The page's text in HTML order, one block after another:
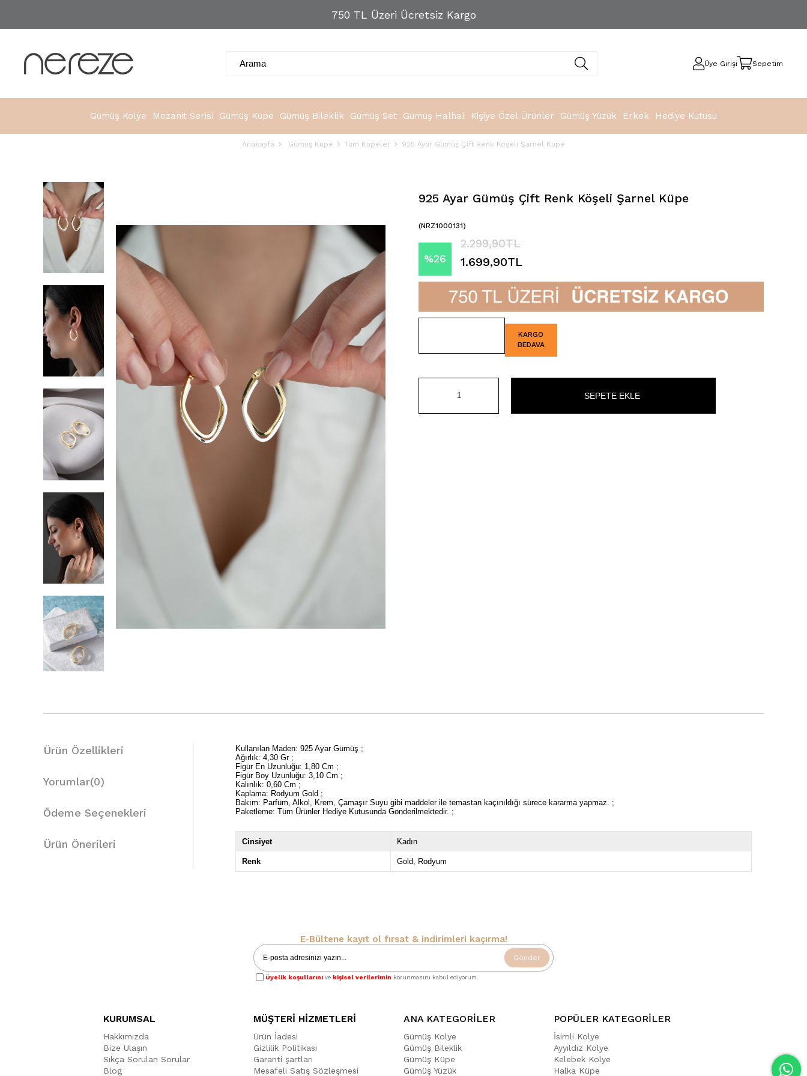
750 TL Üzeri Ücretsiz Kargo
Üye Girişi Sepetim
Gümüş Kolye Mozanit Serisi Gümüş Küpe Gümüş Bileklik Gümüş Set Gümüş Halhal Kişiye Özel Ürünler Gümüş Yüzük Erkek Hediye Kutusu
Anasayfa Gümüş Küpe Tüm Küpeler 925 Ayar Gümüş Çift Renk Köşeli Şarnel Küpe
925 Ayar Gümüş Çift Renk Köşeli Şarnel Küpe
(NRZ1000131)
%26
İndirim
2.299,90TL
1.699,90TL
KARGO
BEDAVA
Ürün Özellikleri
Yorumlar(0)
Ödeme Seçenekleri
Ürün Önerileri
Kullanılan Maden: 925 Ayar Gümüş ;
Ağırlık: 4,30 Gr ;
Figür En Uzunluğu: 1,80 Cm ;
Figür Boy Uzunluğu: 3,10 Cm ;
Kalınlık: 0,60 Cm ;
Kaplama: Rodyum Gold ;
Bakım: Parfüm, Alkol, Krem, Çamaşır Suyu gibi maddeler ile temastan kaçınıldığı sürece kararma yapmaz. ;
Paketleme: Tüm Ürünler Hediye Kutusunda Gönderilmektedir. ;
Cinsiyet Kadın
Renk Gold Rodyum
E-Bültene kayıt ol fırsat & indirimleri kaçırma!
Gönder
Üyelik koşullarını ve kişisel verilerimin korunmasını kabul ediyorum.
KURUMSAL
Hakkımızda
Bize Ulaşın
Sıkça Sorulan Sorular
Blog
MÜŞTERİ HİZMETLERİ
Ürün İadesi
Gizlilik Politikası
Garanti şartları
Mesafeli Satış Sözleşmesi
ANA KATEGORİLER
Gümüş Kolye
Gümüş Bileklik
Gümüş Küpe
Gümüş Yüzük
POPÜLER KATEGORİLER
İsimli Kolye
Ayyıldız Kolye
Kelebek Kolye
Halka Küpe